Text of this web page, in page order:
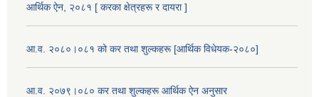
आर्थिक ऐन, २०८१ [ करका क्षेत्रहरू र दायरा ]
आ.व. २०८०।०८१ को कर तथा शुल्कहरू [आर्थिक विधेयक-२०८०]
आ.व. २०७९।०८० कर तथा शुल्कहरू आर्थिक ऐन अनुसार